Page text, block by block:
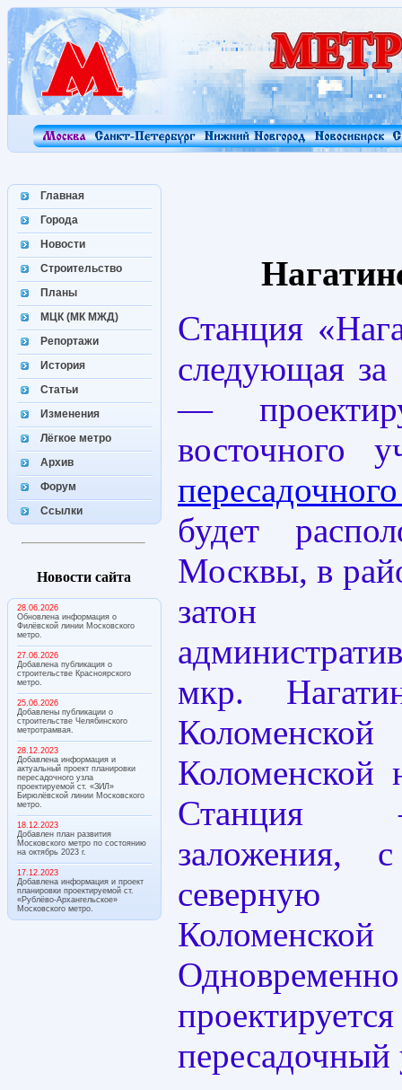
Главная
Города
Новости
Строительство
Планы
МЦК (МК МЖД)
Репортажи
История
Статьи
Изменения
Лёгкое метро
Архив
Форум
Ссылки
Новости сайта
28.06.2026
Обновлена информация о
Филёвской линии Московского
метро.
27.06.2026
Добавлена публикация о
строительстве Красноярского
метро.
25.06.2026
Добавлены публикации о
строительстве Челябинского
метротрамвая.
28.12.2023
Добавлена информация и
актуальный проект планировки
пересадочного узла
проектируемой ст. «ЗИЛ»
Бирюлёвской линии Московского
метро.
18.12.2023
Добавлен план развития
Московского метро по состоянию
на октябрь 2023 г.
17.12.2023
Добавлена информация и проект
планировки проектируемой ст.
«Рублёво-Архангельское»
Московского метро.
Станция
следующая за
—
восточного
будет
Москвы, в
затон
мкр.
Коломенской
Станция
заложения,
пересадочный